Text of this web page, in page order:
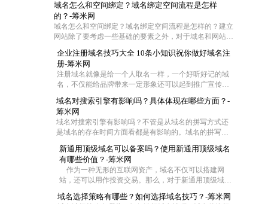
域名怎么和空间绑定？域名绑定空间流程是怎样
的？-筹米网
域名怎么和空间绑定？域名绑定空间流程是怎样的？建立
网站除了要考虑一些基础的要素之外，对于域名和网站空
么联系在一起呢?一般都是通过域名解析把域名指向空间
IP，让用户可以通过域名访问网站空间。那么网站域名如
何绑定空间？下面筹米网小编就带大家去看看域名怎么和
空间绑定和域名绑定空间流程是怎样的。
企业注册域名技巧大全 10条小知识祝你做好域名注
册-筹米网
注册域名就像是给一个人取名一样，一个好听好记的域
名，不仅能给品牌带来一定形象还可以起到推广宣传的
大，那么作为一家企业怎么去注册域名成了企业的难
题，今天筹米就给大家一些小妙招！帮你选择适合的好
域名：
域名对搜索引擎有影响吗？具体体现在哪些方面？-
筹米网
域名对搜索引擎有影响吗？不管是从域名的拼写方式还
是域名的存在时间方面看都是有影响的。域名的拼写是
且一般来说域名时间越长对优化越有帮助，但是在用老
域名时，要注意域名是否被K这样是对SEO不利。当然还
有其他一些影响
新通用顶级域名可以备案吗？使用新通用顶级域名
有哪些价值？-筹米网
作为一种无形的互联网资产，域名不仅可以搭建网
站，还可以用作投资交易。那么，对于新通用顶级域
下，新通用顶级域名可以备案吗？使用新通用顶级域名
域名选择策略有哪些？如何选择域名技巧？-筹米网